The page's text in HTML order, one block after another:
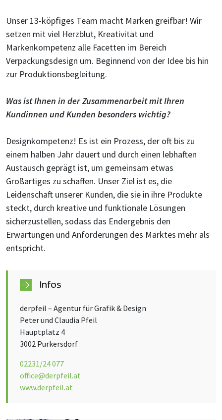
Unser 13-köpfiges Team macht Marken greifbar! Wir
setzen mit viel Herzblut, Kreativität und
Markenkompetenz alle Facetten im Bereich
Verpackungsdesign um. Beginnend von der Idee bis hin
zur Produktionsbegleitung.
Was ist Ihnen in der Zusammenarbeit mit Ihren
Kundinnen und Kunden besonders wichtig?
Designkompetenz! Es ist ein Prozess, der oft bis zu
einem halben Jahr dauert und durch einen lebhaften
Austausch geprägt ist, um gemeinsam etwas
Großartiges zu schaffen. Unser Ziel ist es, die
Leidenschaft unserer Kunden, die sie in ihre Produkte
steckt, durch kreative und funktionale Lösungen
sicherzustellen, sodass das Endergebnis den
Erwartungen und Anforderungen des Marktes mehr als
entspricht.
Infos
derpfeil – Agentur für Grafik & Design
Peter und Claudia Pfeil
Hauptplatz 4
3002 Purkersdorf
02231/24 077
office@derpfeil.at
www.derpfeil.at